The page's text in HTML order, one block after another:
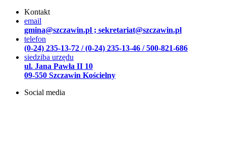
Kontakt
email
gmina@szczawin.pl ; sekretariat@szczawin.pl
telefon
(0-24) 235-13-72 / (0-24) 235-13-46 / 500-821-686
siedziba urzędu
ul. Jana Pawła II 10
09-550 Szczawin Kościelny
Social media